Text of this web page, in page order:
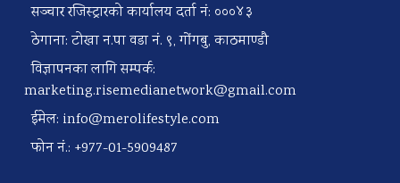
सञ्चार रजिस्ट्रारको कार्यालय दर्ता नं: ०००४३
ठेगाना: टोखा न.पा वडा नं. ९, गोंगबु, काठमाण्डौ
विज्ञापनका लागि सम्पर्क:
marketing.risemedianetwork@gmail.com
ईमेल: info@merolifestyle.com
फोन नं.: +977-01-5909487